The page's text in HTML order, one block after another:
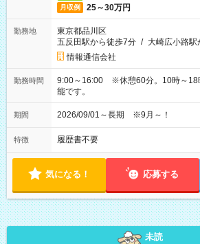
月収例 25～30万円
勤務地
東京都品川区
五反田駅から徒歩7分 / 大崎広小路
情報通信会社
勤務時間
9:00～16:00 ※休憩60分。10時～18
能です。
期間 2026/09/01～長期 ※9月～！
特徴 履歴書不要
気になる！ 応募する
未読